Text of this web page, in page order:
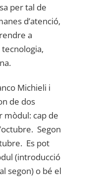
per tal de
d’atenció,
a
Michieli i
de dos
mòdul: cap de
Segon
Es pot
(introducció
segon) o bé el